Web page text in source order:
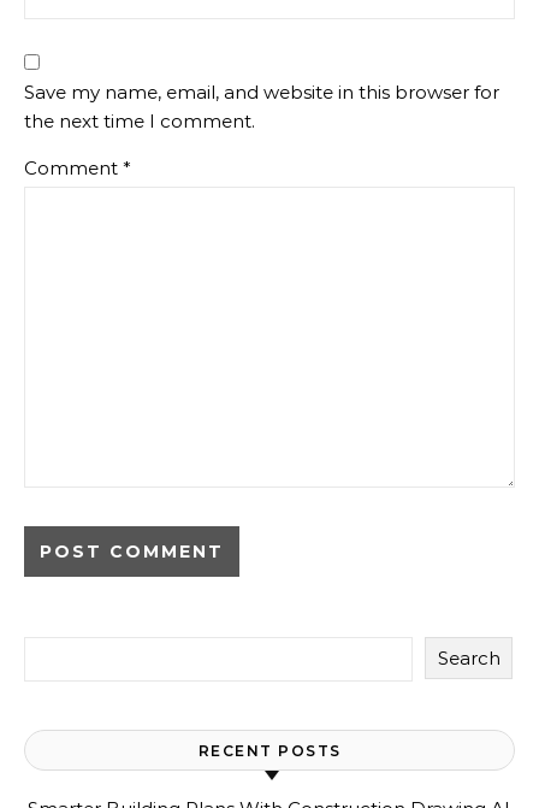
Save my name, email, and website in this browser for
the next time I comment.
Comment *
Search
RECENT POSTS